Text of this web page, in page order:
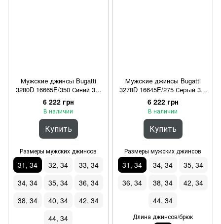
Мужские джинсы Bugatti
3280D 16665E/350 Синий 31,
34/34"
6 222 грн
В наличии
Купить
Размеры мужских джинсов
31, 34 32, 34
33, 34
34, 34
35, 34
36, 34
38, 34
40, 34
42, 34
44, 34
Мужские джинсы Bugatti
3278D 16645E/275 Серый 31,
34/34"
6 222 грн
В наличии
Купить
Размеры мужских джинсов
31, 34 34, 34
35, 34
36, 34
38, 34
42, 34
44, 34
Длина джинсов/брюк